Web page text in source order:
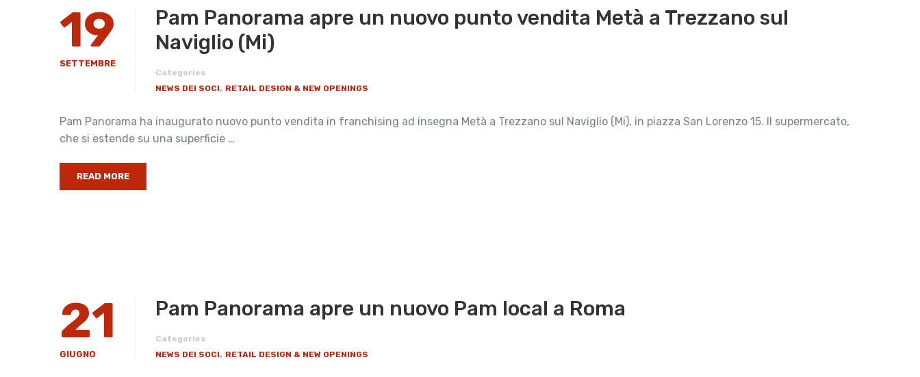
19
SETTEMBRE
Pam Panorama apre un nuovo punto vendita Metà a Trezzano sul
Naviglio (Mi)
Categories
NEWS DEI SOCI, RETAIL DESIGN & NEW OPENINGS
Pam Panorama ha inaugurato nuovo punto vendita in franchising ad insegna Metà a Trezzano sul Naviglio (Mi), in piazza San Lorenzo 15. Il supermercato,
che si estende su una superficie …
READ MORE
21
GIUGNO
Pam Panorama apre un nuovo Pam local a Roma
Categories
NEWS DEI SOCI, RETAIL DESIGN & NEW OPENINGS